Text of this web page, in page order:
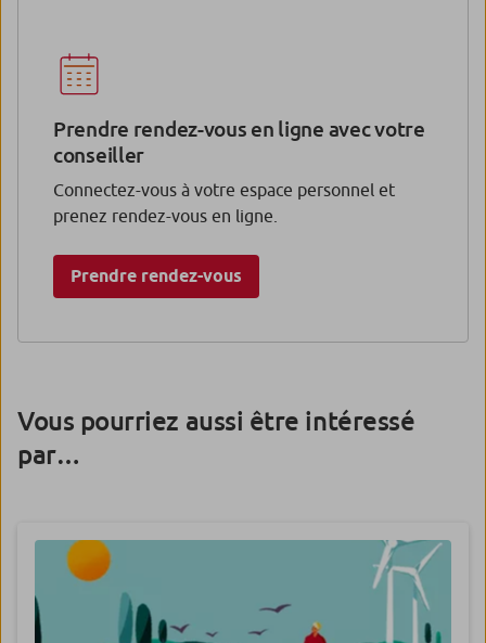
Prendre rendez-vous en ligne avec votre
conseiller
Connectez-vous à votre espace personnel et
prenez rendez-vous en ligne.
Prendre rendez-vous
Vous pourriez aussi être intéressé
par…